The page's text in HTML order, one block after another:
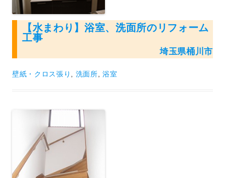
【水まわり】浴室、洗面所のリフォーム
工事
埼玉県桶川市
壁紙・クロス張り 洗面所 ,浴室